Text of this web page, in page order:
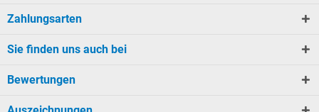
Zahlungsarten
Sie finden uns auch bei
Bewertungen